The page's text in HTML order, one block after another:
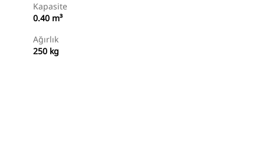
Kapasite
0.40 m³
Ağırlık
250 kg